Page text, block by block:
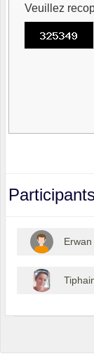
Veuillez